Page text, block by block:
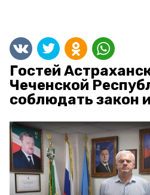
Гостей
Чеченской
соблюдать закон